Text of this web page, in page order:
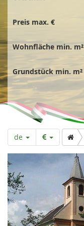
s
e
i
t
e
Preis max. €
Wohnfläche min. m²
Grundstück min. m²
de